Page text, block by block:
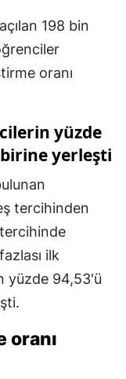
198 bin
oranı
yüzde
yerleşti
tercihinden
ilk
yüzde 94,53'ü
oranı